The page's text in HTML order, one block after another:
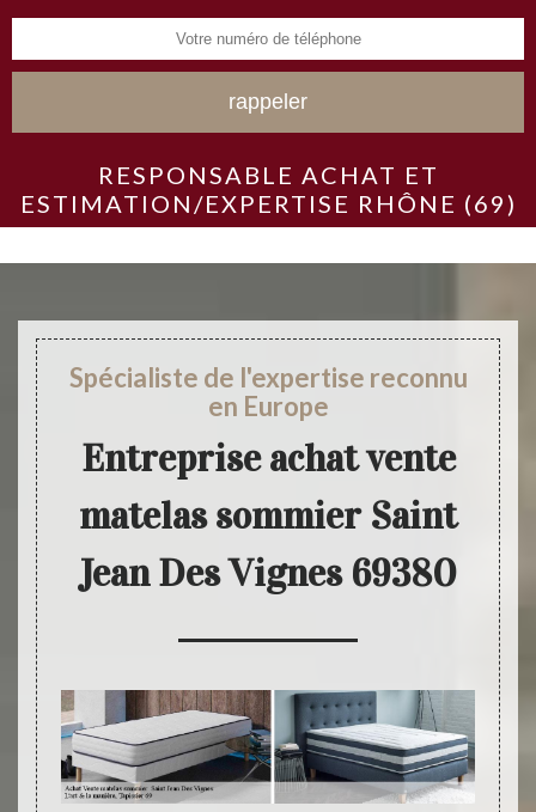
RESPONSABLE ACHAT ET
ESTIMATION/EXPERTISE RHÔNE (69)
Spécialiste de l'expertise reconnu
en Europe
Entreprise achat vente
matelas sommier Saint
Jean Des Vignes 69380